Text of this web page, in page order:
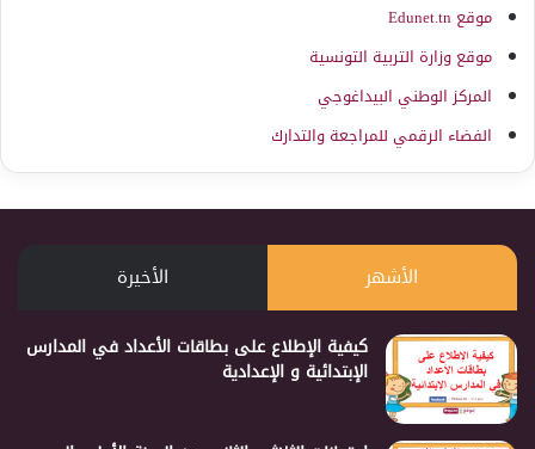
موقع Edunet.tn
موقع وزارة التربية التونسية
المركز الوطني البيداغوجي
الفضاء الرقمي للمراجعة والتدارك
الأشهر الأخيرة
كيفية الإطلاع على بطاقات الأعداد في المدارس
الإبتدائية و الإعدادية